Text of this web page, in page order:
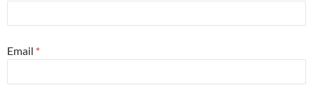
Email *